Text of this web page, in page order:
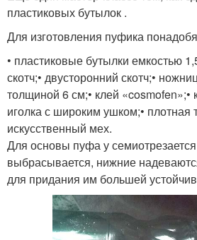
пластиковых бутылок .
Для изготовления пуфика
• пластиковые бутылки емкостью
скотч;• двусторонний скотч;•
толщиной 6 см;• клей «cosmofen»;•
иголка с широким ушком;• плотная
искусственный мех.
Для основы пуфа у
выбрасывается, нижние
для придания им большей